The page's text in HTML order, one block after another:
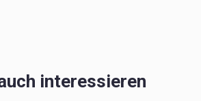
interessieren